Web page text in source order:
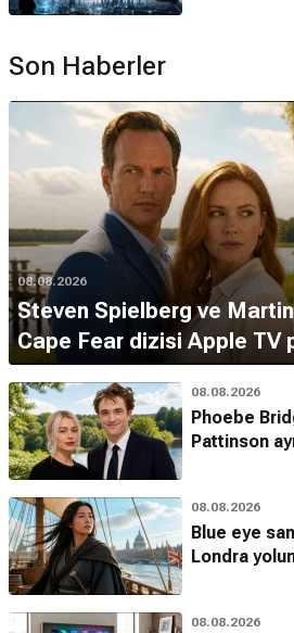
Son Haberler
08.08.2026
Steven Spielberg ve
Cape Fear dizisi Apple TV
08.08.2026
Phoebe
Pattinson
08.08.2026
Blue eye
Londra
08.08.2026